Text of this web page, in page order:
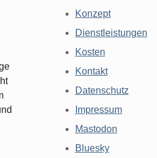
Konzept
Dienstleistungen
Kosten
Kontakt
Datenschutz
Impressum
Mastodon
Bluesky